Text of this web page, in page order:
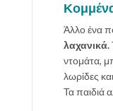
Άλλο ένα
λαχανικά.
ντομάτα,
λωρίδες
Τα παιδιά